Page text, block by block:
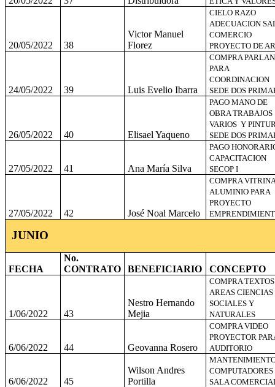
20/05/2022 38
Victor Manuel
Florez
CIELO RAZO
ADECUACION
COMERCIO
PROYECTO DE
24/05/2022 39 Luis Evelio Ibarra
COMPRA
PARA
COORDINACION
SEDE DOS
26/05/2022 40 Elisael Yaqueno
PAGO MANO DE
OBRA TRABAJOS
VARIOS Y
SEDE DOS
27/05/2022 41 Ana María Silva
PAGO
CAPACITACION
SECOP I
27/05/2022 42 José Noal Marcelo
COMPRA
ALUMINIO PARA
PROYECTO
JUNIO
FECHA
No.
CONTRATO
BENEFICIARIO CONCEPTO
1/06/2022 43
Nestro Hernando
Mejia
COMPRA TEXTOS
AREAS CIENCIAS
SOCIALES Y
NATURALES
6/06/2022 44 Geovanna Rosero
COMPRA VIDEO
PROYECTOR
AUDITORIO
6/06/2022 45
Wilson Andres
Portilla
COMPUTADORES
SALA